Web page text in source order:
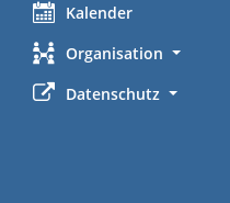
Kalender
Organisation
Datenschutz